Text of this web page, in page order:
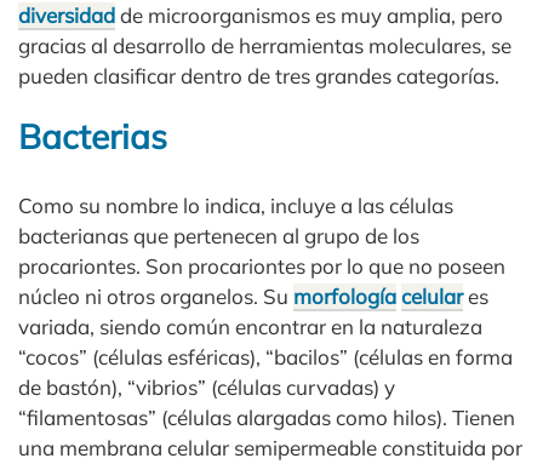
diversidadde microorganismos es muy amplia, pero
gracias al desarrollo de herramientas moleculares, se
pueden clasificar dentro de tres grandes categorías.
Bacterias
Como su nombre lo indica, incluye a las células
bacterianas que pertenecen al grupo de los
procariontes. Son procariontes por lo que no poseen
núcleo ni otros organelos. Su morfologíacelulares
variada, siendo común encontrar en la naturaleza
“cocos” (células esféricas), “bacilos” (células en forma
de bastón), “vibrios” (células curvadas) y
“filamentosas” (células alargadas como hilos). Tienen
una membrana celular semipermeable constituida por